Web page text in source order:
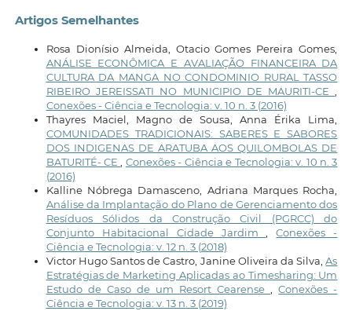
Artigos Semelhantes
Rosa Dionísio Almeida, Otacio Gomes Pereira Gomes,
ANÁLISE ECONÔMICA E AVALIAÇÃO FINANCEIRA DA
CULTURA DA MANGA NO CONDOMINIO RURAL TASSO
RIBEIRO JEREISSATI NO MUNICIPIO DE MAURITI-CE,
Conexões - Ciência e Tecnologia: v. 10 n. 3 (2016)
Thayres Maciel, Magno de Sousa, Anna Érika Lima,
COMUNIDADES TRADICIONAIS: SABERES E SABORES
DOS INDIGENAS DE ARATUBA AOS QUILOMBOLAS DE
BATURITÉ- CE, Conexões - Ciência e Tecnologia: v. 10 n. 3
(2016)
Kalline Nóbrega Damasceno, Adriana Marques Rocha,
Análise da Implantação do Plano de Gerenciamento dos
Resíduos Sólidos da Construção Civil (PGRCC) do
Conjunto Habitacional Cidade Jardim,Conexões -
Ciência e Tecnologia: v. 12 n. 3 (2018)
Victor Hugo Santos de Castro, Janine Oliveira da Silva,As
Estratégias de Marketing Aplicadas ao Timesharing: Um
Estudo de Caso de um Resort Cearense,Conexões -
Ciência e Tecnologia: v. 13 n. 3 (2019)